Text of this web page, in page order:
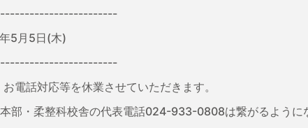
5月5日(木)
電話対応等を休業させていただきます。
部・柔整科校舎の代表電話024-933-0808は繋がるように